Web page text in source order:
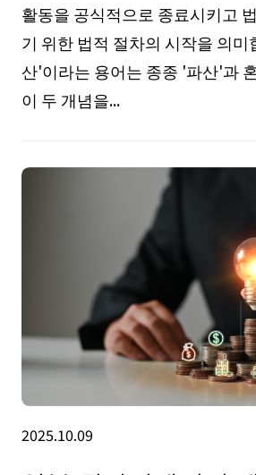
활동을 공식적으로 종료시키고
기 위한 법적 절차의 시작을 의미
산'이라는 용어는 종종 '파산'과
이 두 개념을...
2025.10.09